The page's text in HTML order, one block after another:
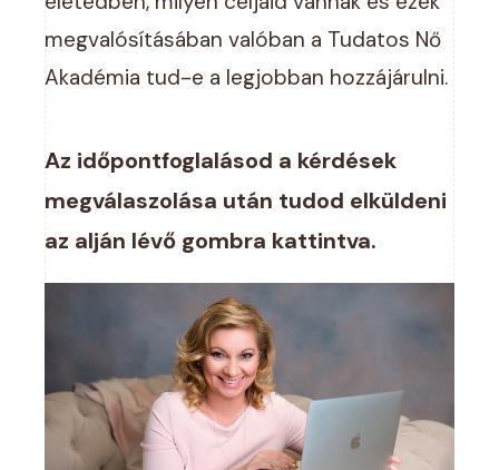
megvalósításában valóban a Tudatos Nő
Akadémia tud-e a legjobban hozzájárulni.
Az időpontfoglalásod a kérdések
megválaszolása után tudod elküldeni
az alján lévő gombra kattintva.